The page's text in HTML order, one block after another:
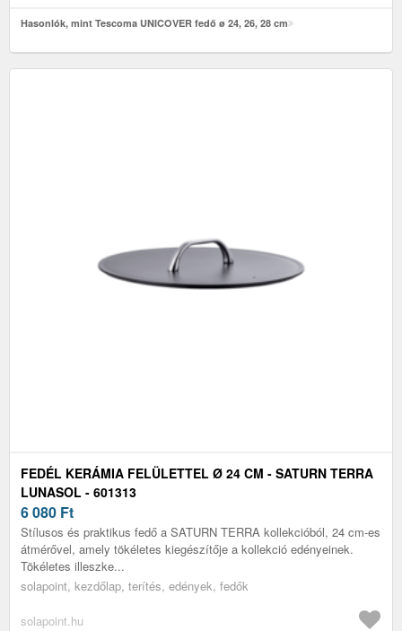
Hasonlók, mint Tescoma UNICOVER fedő ø 24, 26, 28 cm
FEDÉL KERÁMIA FELÜLETTEL Ø 24 CM - SATURN TERRA
LUNASOL - 601313
6 080 Ft
Stílusos és praktikus fedő a SATURN TERRA kollekcióból, 24 cm-es
átmérővel, amely tökéletes kiegészítője a kollekció edényeinek.
Tökéletes illeszke...
solapoint, kezdőlap, terítés, edények, fedők
solapoint.hu